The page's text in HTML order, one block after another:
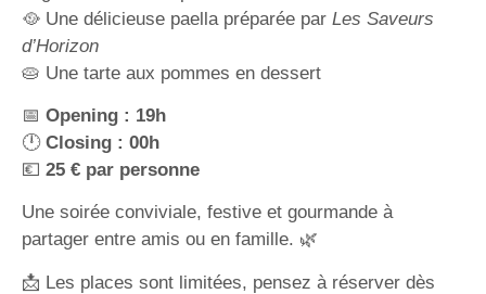
🥘 Une délicieuse paella préparée par Les Saveurs
d’Horizon
🥧 Une tarte aux pommes en dessert
📅 Opening : 19h
🕛 Closing : 00h
💶 25 € par personne
Une soirée conviviale, festive et gourmande à
partager entre amis ou en famille. 🌿
📩 Les places sont limitées, pensez à réserver dès